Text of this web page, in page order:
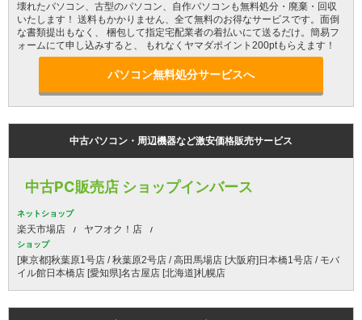
壊れたパソコン、古型のパソコン、自作パソコンも無料処分・廃棄・回収
いたします！ 送料もかかりません、全て無料のお得なサービスです。面倒
な書類提出もなく、 梱包して指定宅配業者の着払いにて送るだけ。簡易フ
ォームにて申し込みすると、 もれなくヤマダポイント200ptもらえます！
パソコン無料処分サービスへ
中古パソコン・周辺機器など激安価格販売サービス
中古PC販売店 ショップインバース
ネットショップ
楽天市場店 ヤフオク！店
ショップ
[東京都]秋葉原1号店 / 秋葉原2号店 / 高田馬場店 [大阪府]日本橋1号店 / モバ
イル館日本橋店 [愛知県]名古屋店 [北海道]札幌店